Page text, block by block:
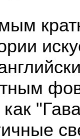
как